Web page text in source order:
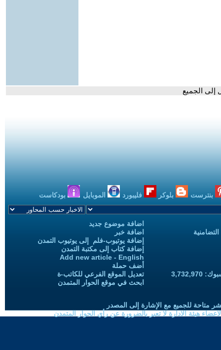
إلى الجميع
بنترست بلوكر فليبورد الموبايل بودكاست
اضافة موضوع جديد
اضافة خبر
إضافة يوتيوب-فلم إلى يوتيوب التمدن
إضافة كتاب إلى مكتبة التمدن
Add new article - English
أضف حملة
تعديل الموقع الفرعي للكاتب-ة
ابحث في موقع الحوار المتمدن
متاحة للجميع مع الإشارة إلى المصدر
هيئة الادارة لا تعبر بالضرورة عن رأي الحوار المتمدن